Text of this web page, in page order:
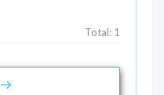
Total: 1